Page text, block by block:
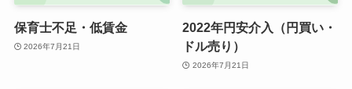
保育士不足・低賃金
2026年7月21日
2022年円安介入（円買い・
ドル売り）
2026年7月21日